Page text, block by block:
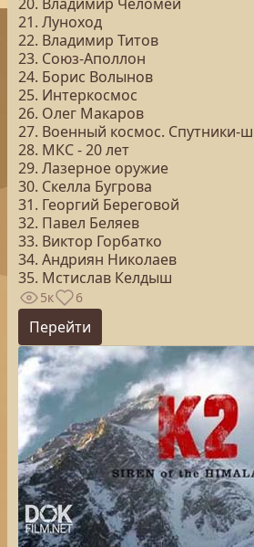
21. Луноход
22. Владимир Титов
23. Союз-Аполлон
24. Борис Волынов
25. Интеркосмос
26. Олег Макаров
27. Военный космос. Спутники-
28. МКС - 20 лет
29. Лазерное оружие
30. Скелла Бугрова
31. Георгий Береговой
32. Павел Беляев
33. Виктор Горбатко
34. Андриян Николаев
35. Мстислав Келдыш
5к 6
Перейти